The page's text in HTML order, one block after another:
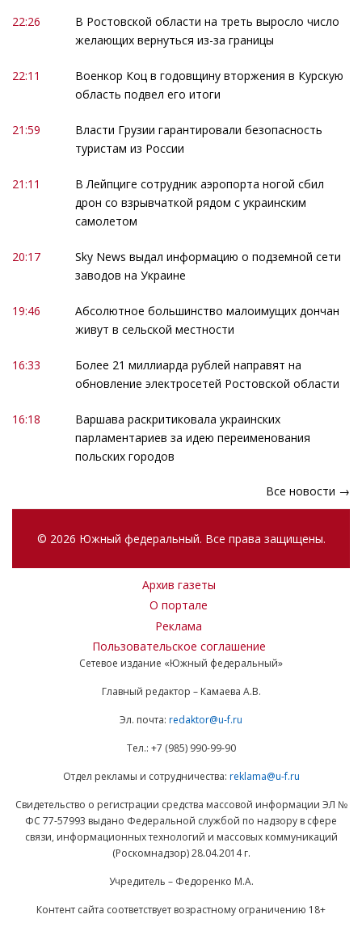
22:26
В Ростовской области на треть выросло число
желающих вернуться из-за границы
22:11
Военкор Коц в годовщину вторжения в Курскую
область подвел его итоги
21:59
Власти Грузии гарантировали безопасность
туристам из России
21:11
В Лейпциге сотрудник аэропорта ногой сбил
дрон со взрывчаткой рядом с украинским
самолетом
20:17
Sky News выдал информацию о подземной сети
заводов на Украине
19:46
Абсолютное большинство малоимущих дончан
живут в сельской местности
16:33
Более 21 миллиарда рублей направят на
обновление электросетей Ростовской области
16:18
Варшава раскритиковала украинских
парламентариев за идею переименования
польских городов
Все новости →
© 2026 Южный федеральный. Все права защищены.
Архив газеты
О портале
Реклама
Пользовательское соглашение
Сетевое издание «Южный федеральный»
Главный редактор – Камаева А.В.
Эл. почта: redaktor@u-f.ru
Тел.: +7 (985) 990-99-90
Отдел рекламы и сотрудничества: reklama@u-f.ru
Свидетельство о регистрации средства массовой информации ЭЛ №
ФС 77-57993 выдано Федеральной службой по надзору в сфере
связи, информационных технологий и массовых коммуникаций
(Роскомнадзор) 28.04.2014 г.
Учредитель – Федоренко М.А.
Контент сайта соответствует возрастному ограничению 18+